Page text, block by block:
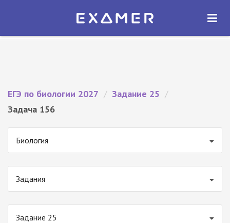
Экзамер — ЕГЭ 2027
ОТКРЫТЬ
ЕГЭ по биологии 2027 / Задание 25 /
Задача 156
Биология
Задания
Задание 25